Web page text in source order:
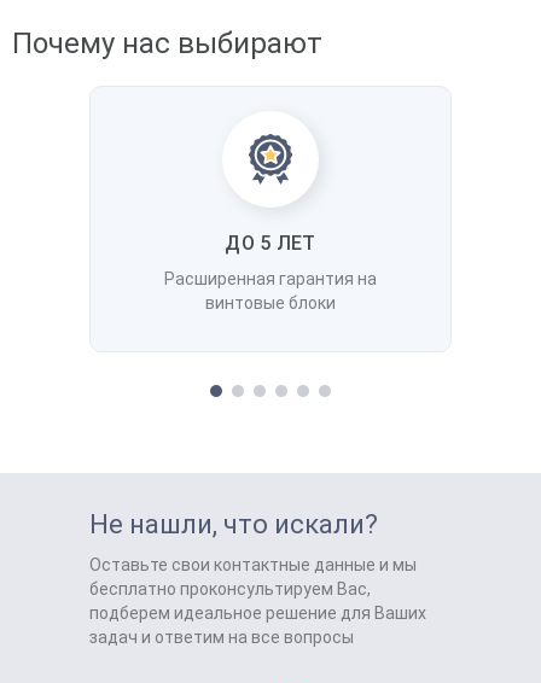
Почему нас выбирают
ДО 5 ЛЕТ
Расширенная гарантия на
винтовые блоки
Не нашли, что искали?
Оставьте свои контактные данные и мы
бесплатно проконсультируем Вас,
подберем идеальное решение для Ваших
задач и ответим на все вопросы